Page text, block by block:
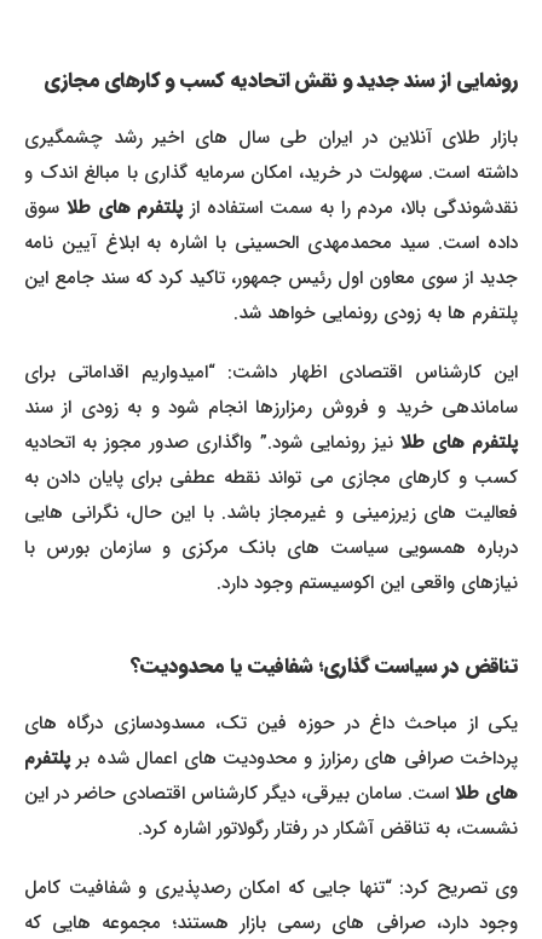
رونمایی از سند جدید و نقش اتحادیه کسب و کارهای مجازی
بازار طلای آنلاین در ایران طی سال های اخیر رشد چشمگیری
داشته است. سهولت در خرید، امکان سرمایه گذاری با مبالغ اندک و
نقدشوندگی بالا، مردم را به سمت استفاده از پلتفرم های طلاسوق
داده است. سید محمدمهدی الحسینی با اشاره به ابلاغ آیین نامه
جدید از سوی معاون اول رئیس جمهور، تاکید کرد که سند جامع این
پلتفرم ها به زودی رونمایی خواهد شد.
این کارشناس اقتصادی اظهار داشت: “امیدواریم اقداماتی برای
ساماندهی خرید و فروش رمزارزها انجام شود و به زودی از سند
پلتفرم های طلانیز رونمایی شود.” واگذاری صدور مجوز به اتحادیه
کسب و کارهای مجازی می تواند نقطه عطفی برای پایان دادن به
فعالیت های زیرزمینی و غیرمجاز باشد. با این حال، نگرانی هایی
درباره همسویی سیاست های بانک مرکزی و سازمان بورس با
نیازهای واقعی این اکوسیستم وجود دارد.
تناقض در سیاست گذاری؛ شفافیت یا محدودیت؟
یکی از مباحث داغ در حوزه فین تک، مسدودسازی درگاه های
پرداخت صرافی های رمزارز و محدودیت های اعمال شده بر پلتفرم
های طلا است. سامان بیرقی، دیگر کارشناس اقتصادی حاضر در این
نشست، به تناقض آشکار در رفتار رگولاتور اشاره کرد.
وی تصریح کرد: “تنها جایی که امکان رصدپذیری و شفافیت کامل
وجود دارد، صرافی های رسمی بازار هستند؛ مجموعه هایی که